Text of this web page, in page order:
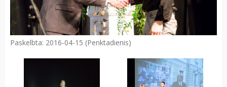
Paskelbta: 2016-04-15 (Penktadienis)